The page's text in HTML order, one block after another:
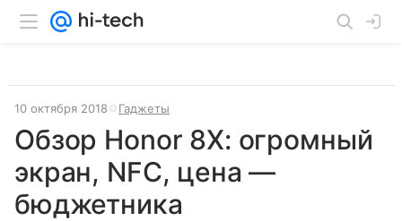
10 октября 2018 Гаджеты
Обзор Honor 8X: огромный
экран, NFC, цена —
бюджетника